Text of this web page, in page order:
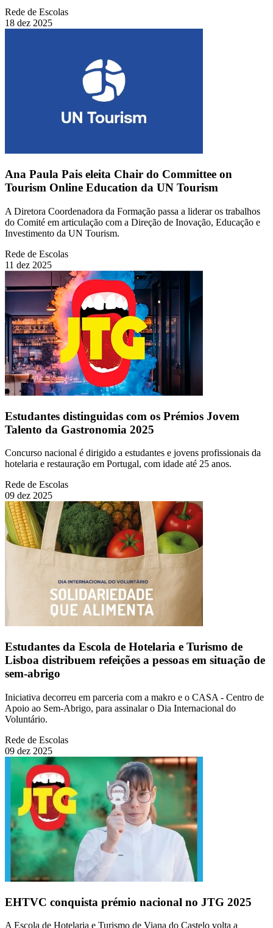
Rede de Escolas
18 dez 2025
Ana Paula Pais eleita Chair do Committee on
Tourism Online Education da UN Tourism
A Diretora Coordenadora da Formação passa a liderar os trabalhos
do Comité em articulação com a Direção de Inovação, Educação e
Investimento da UN Tourism.
Rede de Escolas
11 dez 2025
Estudantes distinguidas com os Prémios Jovem
Talento da Gastronomia 2025
Concurso nacional é dirigido a estudantes e jovens profissionais da
hotelaria e restauração em Portugal, com idade até 25 anos.
Rede de Escolas
09 dez 2025
Estudantes da Escola de Hotelaria e Turismo de
Lisboa distribuem refeições a pessoas em situação de
sem-abrigo
Iniciativa decorreu em parceria com a makro e o CASA - Centro de
Apoio ao Sem-Abrigo, para assinalar o Dia Internacional do
Voluntário.
Rede de Escolas
09 dez 2025
EHTVC conquista prémio nacional no JTG 2025
A Escola de Hotelaria e Turismo de Viana do Castelo volta a